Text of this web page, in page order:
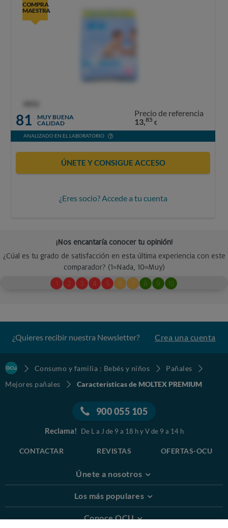
COMPRA
MAESTRA
81
MUY BUENA
CALIDAD
Precio de referencia
13,85 €
ANALIZADO EN EL LABORATORIO
ÚNETE Y CONSIGUE ACCESO
¿Eres socio? Accede a tu cuenta
¿Quieres recibir nuestra Newsletter? Crea una cuenta
Consumo y familia : Bebés y niños
Pañales
Mejores pañales
Características de MOLTEX PREMIUM
900 055 105
Reclama! De L a J de 9 a 18 h y V de 9 a 14 h
CONTACTAR REVISTAS OFERTAS-OCU
Únete a nosotros
Los más populares
Conoce OCU